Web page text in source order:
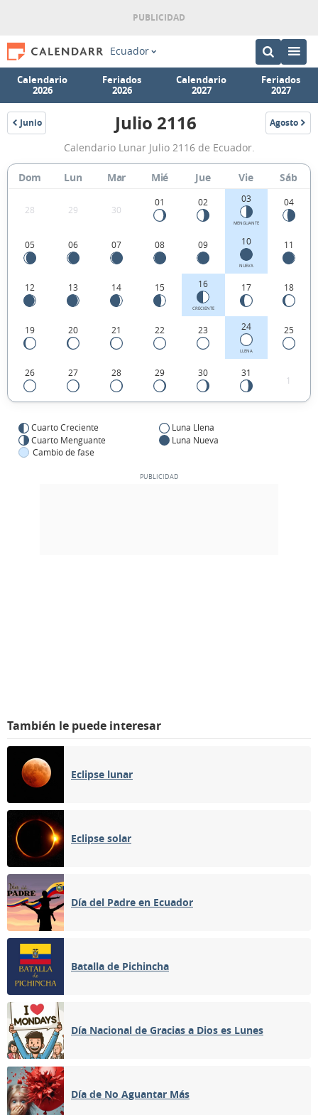
Ecuador
Calendario
2026
Feriados
2026
Calendario
2027
Feriados
2027
Junio
2116
Calendario
Lunar
Julio
2116
de
Ecuador.
Julio 2116 Agosto
2116
Calendario Lunar Julio 2116 de Ecuador.
Dom Lun Mar Mié Jue Vie Sáb
28 29 30
01 02 03
MENGUANTE
04
05 06 07 08 09 10
NUEVA
11
12 13 14 15 16
CRECIENTE
17 18
19 20 21 22 23 24
LLENA
25
26 27 28 29 30 31
1
Cuarto Creciente
Luna Llena
Cuarto Menguante
Luna Nueva
Cambio de fase
También le puede interesar
Eclipse lunar
Eclipse solar
Día del Padre en Ecuador
Batalla de Pichincha
Día Nacional de Gracias a Dios es Lunes
Día de No Aguantar Más